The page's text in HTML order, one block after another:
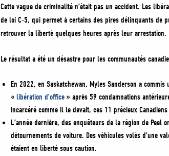
Cette vague de criminalité n’était pas un accident. Les
de loi C-5, qui permet à certains des pires délinquants de
retrouver la liberté quelques heures après leur arrestation.
Le résultat a été un désastre pour les communautés
En 2022, en Saskatchewan, Myles Sanderson a
« libération d’office » après 59 condamnations
incarcéré comme il le devait, ces 11 précieux
L’année dernière, des enquêteurs de la région de Peel
détournements de voiture. Des véhicules volés d’une
étaient en liberté sous caution.